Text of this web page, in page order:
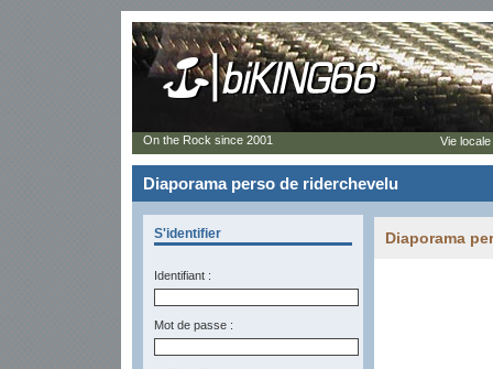
Diaporama perso de riderchevelu
S'identifier
Identifiant :
Mot de passe :
Diaporama
On the Rock since 2001 Vie